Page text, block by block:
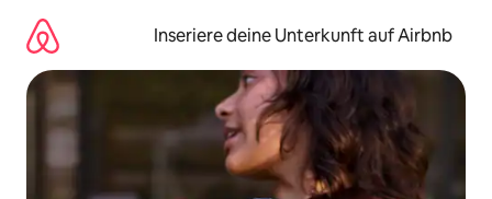
Inhalten
springen
Inseriere deine Unterkunft auf Airbnb